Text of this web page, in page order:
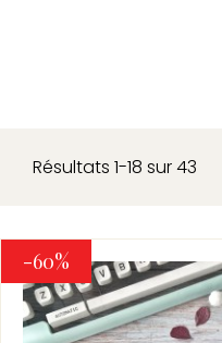
Résultats 1-18 sur 43
-60%